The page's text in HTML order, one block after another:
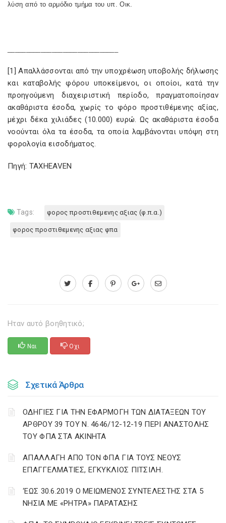
λύση από το αρμόδιο τμήμα του υπ. Οικ.
[1] Απαλλάσσονται από την υποχρέωση υποβολής δήλωσης
και καταβολής φόρου υποκείμενοι, οι οποίοι, κατά την
προηγούμενη διαχειριστική περίοδο, πραγματοποίησαν
ακαθάριστα έσοδα, χωρίς το φόρο προστιθέμενης αξίας,
μέχρι δέκα χιλιάδες (10.000) ευρώ. Ως ακαθάριστα έσοδα
νοούνται όλα τα έσοδα, τα οποία λαμβάνονται υπόψη στη
φορολογία εισοδήματος.
Πηγή: TAXHEAVEN
Tags: φορος προστιθεμενης αξιας (φ.π.α.)
φορος προστιθεμενης αξιας φπα
Ηταν αυτό βοηθητικό;
Ναι Οχι
Σχετικά Άρθρα
ΟΔΗΓΙΕΣ ΓΙΑ ΤΗΝ ΕΦΑΡΜΟΓΗ ΤΩΝ ΔΙΑΤΑΞΕΩΝ ΤΟΥ
ΑΡΘΡΟΥ 39 ΤΟΥ Ν. 4646/12-12-19 ΠΕΡΙ ΑΝΑΣΤΟΛΗΣ
ΤΟΥ ΦΠΑ ΣΤΑ ΑΚΙΝΗΤΑ
ΑΠΑΛΛΑΓΗ ΑΠΟ ΤΟΝ ΦΠΑ ΓΙΑ ΤΟΥΣ ΝΕΟΥΣ
ΕΠΑΓΓΕΛΜΑΤΙΕΣ, ΕΓΚΥΚΛΙΟΣ ΠΙΤΣΙΛΗ.
‘ΕΩΣ 30.6.2019 Ο ΜΕΙΩΜΕΝΟΣ ΣΥΝΤΕΛΕΣΤΗΣ ΣΤΑ 5
ΝΗΣΙΑ ΜΕ «ΡΗΤΡΑ» ΠΑΡΑΤΑΣΗΣ